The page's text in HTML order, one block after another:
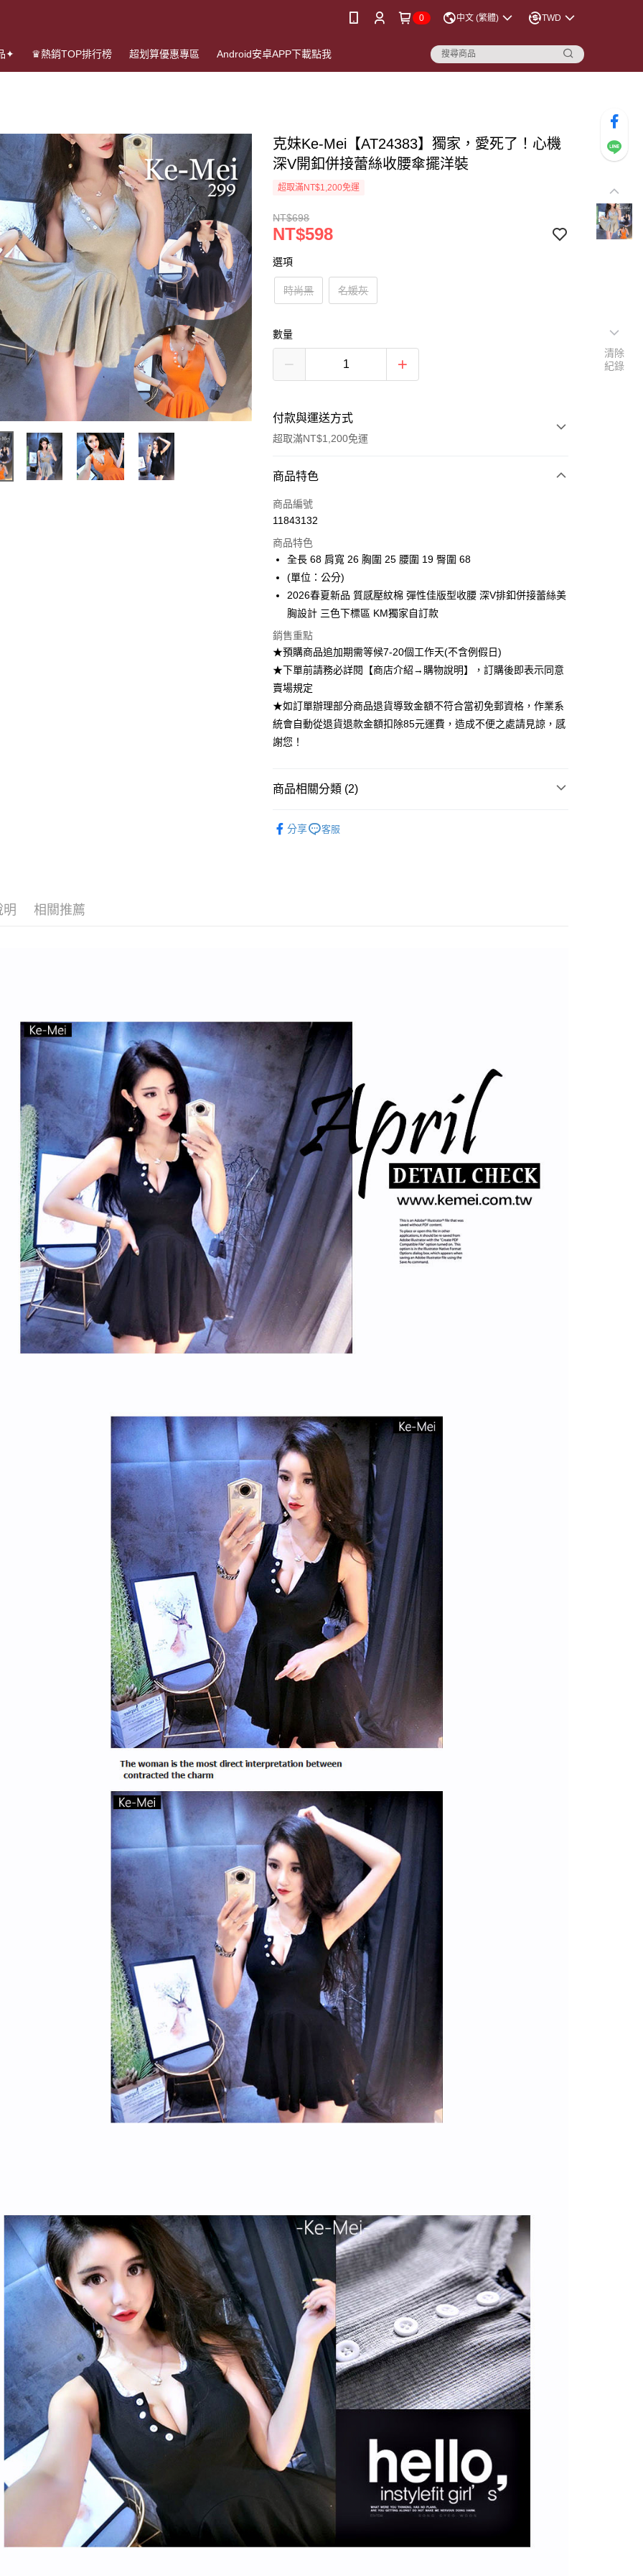
0 中文 (繁體) TWD
✦ ♛熱銷TOP排行榜 超划算優惠專區 Android安卓APP下載點我
克妹Ke-Mei【AT24383】獨家，愛死了！心機
深V開釦併接蕾絲收腰傘擺洋裝
超取滿NT$1,200免運
NT$698
NT$598
選項
時尚黑 名媛灰
數量
付款與運送方式
超取滿NT$1,200免運
付款方式
信用卡一次付款
Apple Pay
ATM付款
運送方式
全家付款取貨
每筆NT$85，滿NT$1,200(含以上)免運費
付款後全家取貨
每筆NT$85，滿NT$1,200(含以上)免運費
7-11付款取貨
付款後7-11取貨
宅配
商品特色
商品編號
11843132
商品特色
全長 68 肩寬 26 胸圍 25 腰圍 19 臀圍 68
(單位：公分)
2026春夏新品 質感壓紋棉 彈性佳版型收腰 深V排釦併接蕾絲美
胸設計 三色下標區 KM獨家自訂款
銷售重點
★預購商品追加期需等候7-20個工作天(不含例假日)
★下單前請務必詳閱【商店介紹→購物說明】，訂購後即表示同意
賣場規定
★如訂單辦理部分商品退貨導致金額不符合當初免郵資格，作業系
統會自動從退貨退款金額扣除85元運費，造成不便之處請見諒，感
謝您！
商品相關分類 (2)
分享 客服
明 相關推薦
清除
紀錄